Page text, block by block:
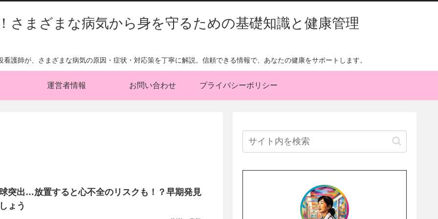
さまざまな病気から身を守るための基礎知識と健康管理
護師が、さまざまな病気の原因・症状・対応策を丁寧に解説。信頼できる情報で、あなたの健康をサポートします。
運営者情報 お問い合わせ プライバシーポリシー
突出…放置すると心不全のリスクも！？早期発見
ょう